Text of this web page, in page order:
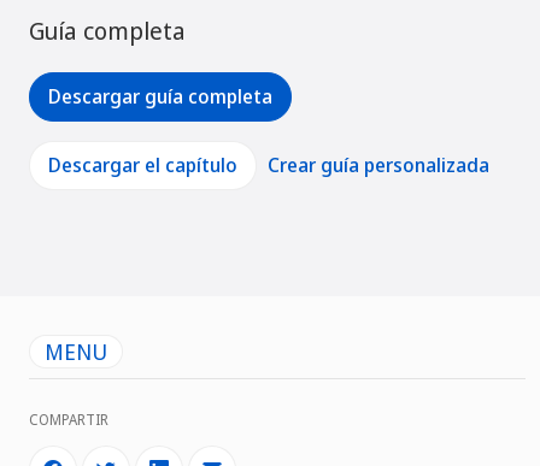
Guía completa
Descargar guía completa
Descargar el capítulo Crear guía personalizada
MENU
COMPARTIR